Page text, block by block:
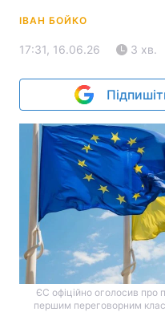
ІВАН БОЙКО
17:31, 16.06.26 3 хв.
ЄС офіційно оголосив про
першим переговорним